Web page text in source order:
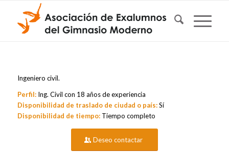
Ingeniero civil.
Perfil:Ing. Civil con 18 años de experiencia
Disponibilidad de traslado de ciudad o país:Sí
Disponibilidad de tiempo:Tiempo completo
Deseo contactar